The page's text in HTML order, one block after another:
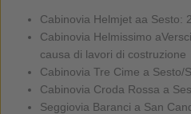
Cabinovia Helmjet aa Sesto:
Cabinovia Helmissimo
causa di lavori di costruzione
Cabinovia Tre Cime a Sesto/
Cabinovia Croda Rossa a
Seggiovia Baranci a San